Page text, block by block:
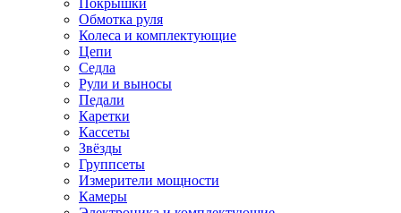
Покрышки
Обмотка руля
Колеса и комплектующие
Цепи
Седла
Рули и выносы
Педали
Каретки
Кассеты
Звёзды
Группсеты
Измерители мощности
Камеры